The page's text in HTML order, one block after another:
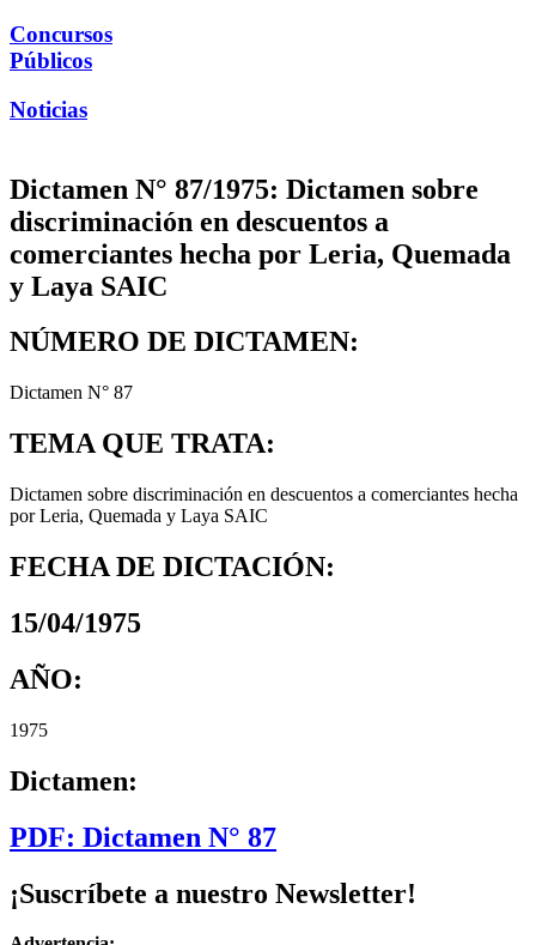
Concursos
Públicos
Noticias
Dictamen N° 87/1975: Dictamen sobre
discriminación en descuentos a
comerciantes hecha por Leria, Quemada
y Laya SAIC
NÚMERO DE DICTAMEN:
Dictamen N° 87
TEMA QUE TRATA:
Dictamen sobre discriminación en descuentos a comerciantes hecha
por Leria, Quemada y Laya SAIC
FECHA DE DICTACIÓN:
15/04/1975
AÑO:
1975
Dictamen:
PDF: Dictamen N° 87
¡Suscríbete a nuestro Newsletter!